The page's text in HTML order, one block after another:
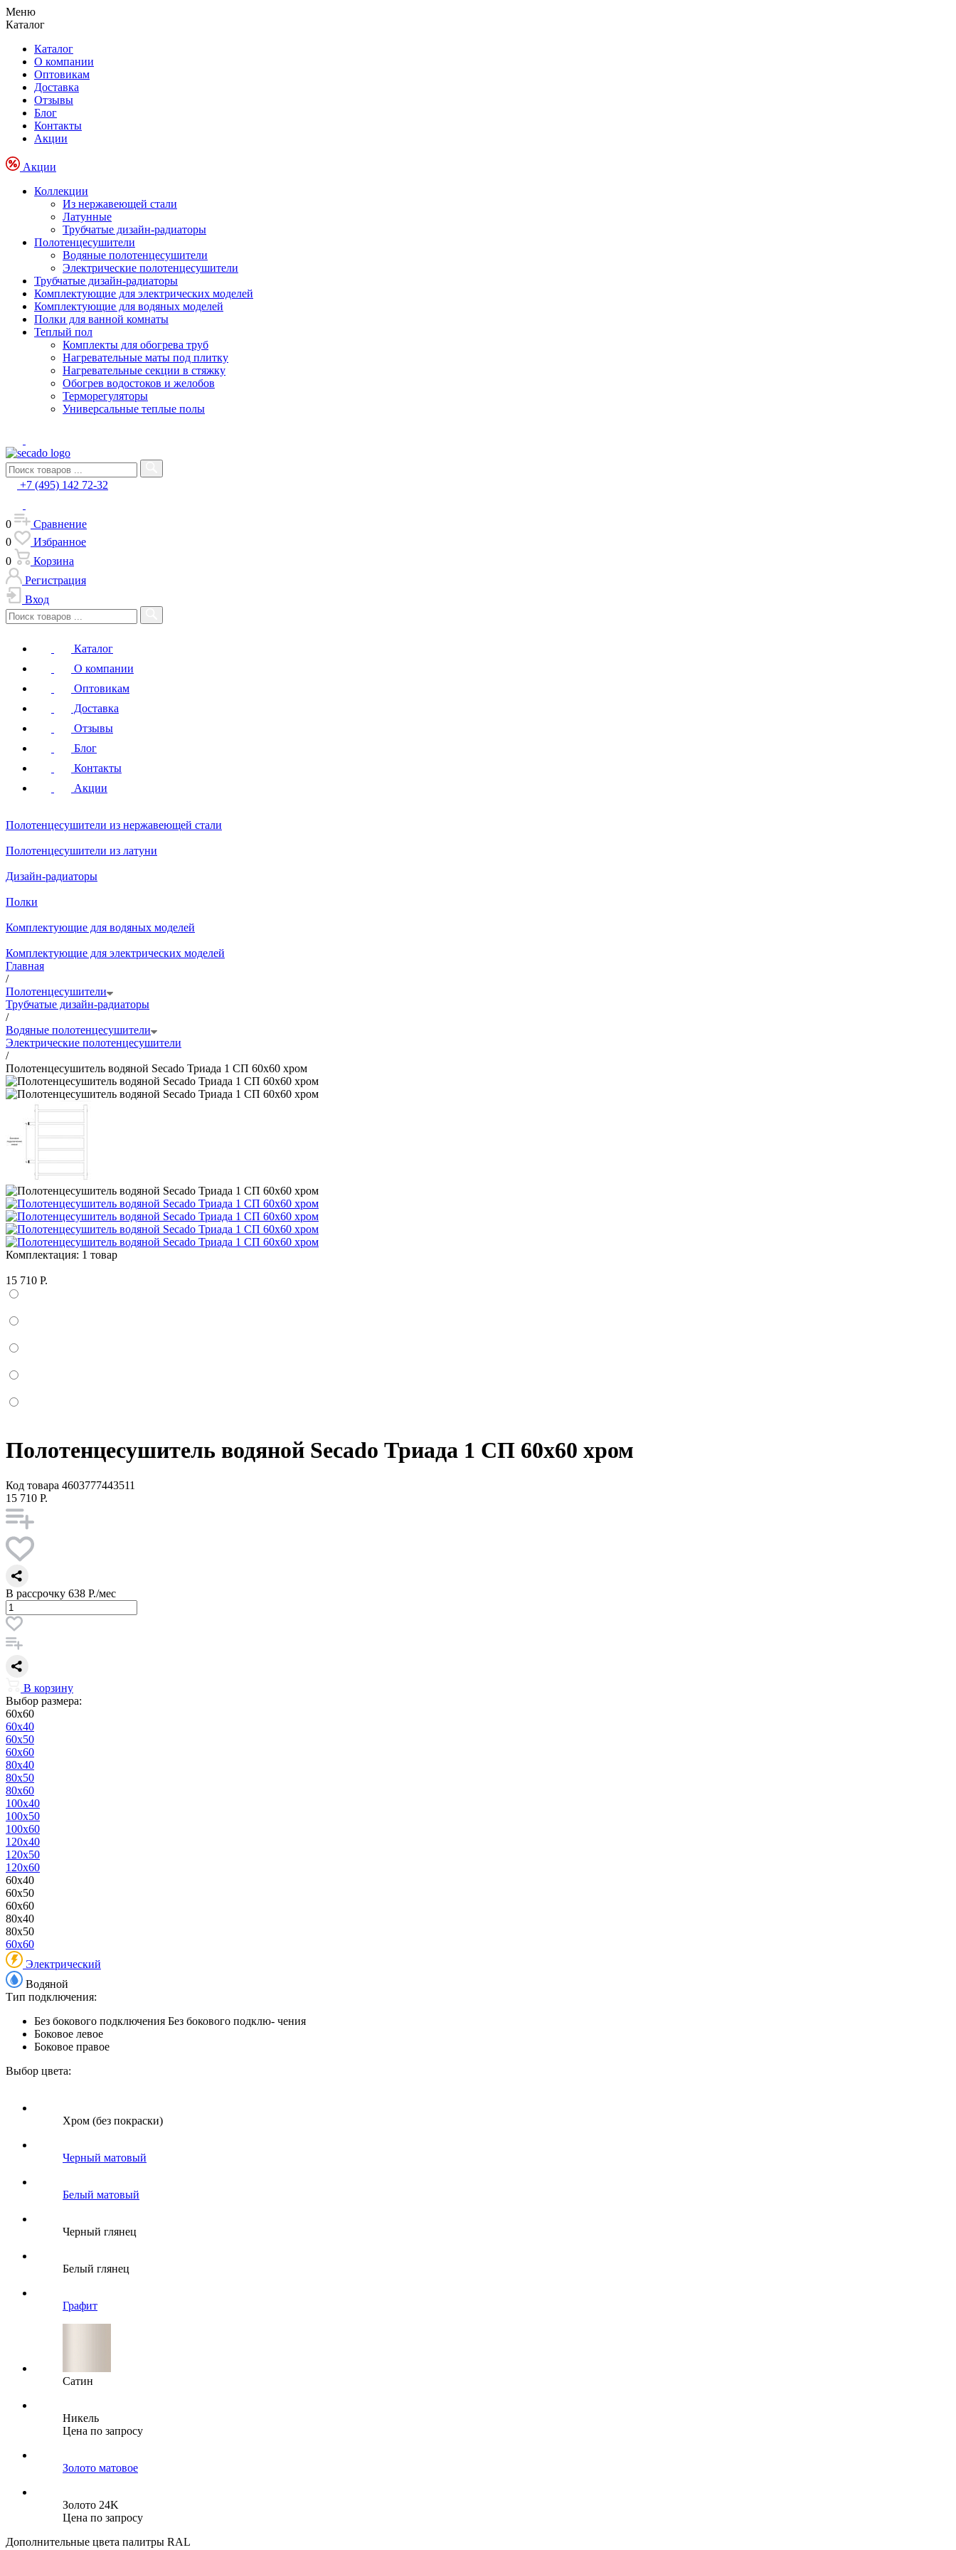
Меню
Каталог
Каталог
О компании
Оптовикам
Доставка
Отзывы
Блог
Контакты
Акции
Акции
Коллекции
Из нержавеющей стали
Латунные
Трубчатые дизайн-радиаторы
Полотенцесушители
Водяные полотенцесушители
Электрические полотенцесушители
Трубчатые дизайн-радиаторы
Комплектующие для электрических моделей
Комплектующие для водяных моделей
Полки для ванной комнаты
Теплый пол
Комплекты для обогрева труб
Нагревательные маты под плитку
Нагревательные секции в стяжку
Обогрев водостоков и желобов
Терморегуляторы
Универсальные теплые полы
+7 (495) 142 72-32
0
Сравнение
0
Избранное
0
Корзина
Регистрация
Вход
Каталог
О компании
Оптовикам
Доставка
Отзывы
Блог
Контакты
Акции
Полотенцесушители из нержавеющей стали
Полотенцесушители из латуни
Дизайн-радиаторы
Полки
Комплектующие для водяных моделей
Комплектующие для электрических моделей
Главная
/
Полотенцесушители
Трубчатые дизайн-радиаторы
/
Водяные полотенцесушители
Электрические полотенцесушители
/
Полотенцесушитель водяной Secado Триада 1 СП 60x60 хром
Комплектация: 1 товар
15 710 Р.
Полотенцесушитель водяной Secado Триада 1 СП 60x60 хром
Код товара 4603777443511
15 710 Р.
В рассрочку 638 Р./мес
В корзину
Выбор размера:
60x60
60x40
60x50
60x60
80x40
80x50
80x60
100x40
100x50
100x60
120x40
120x50
120x60
60x40
60x50
60x60
80x40
80x50
60x60
Электрический
Водяной
Тип подключения:
Без бокового подключения Без бокового подклю- чения
Боковое левое
Боковое правое
Выбор цвета:
Хром (без покраски)
Черный матовый
Белый матовый
Черный глянец
Белый глянец
Графит
Сатин
Никель
Цена по запросу
Золото матовое
Золото 24K
Цена по запросу
Дополнительные цвета палитры RAL